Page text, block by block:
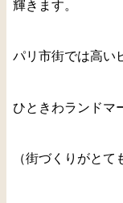
輝きます。
パリ市街では高い
ひときわランドマ
（街づくりがとて